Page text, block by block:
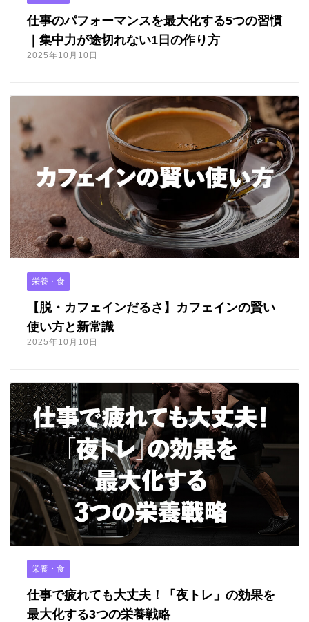
仕事のパフォーマンスを最大化する5つの習慣
｜集中力が途切れない1日の作り方
2025年10月10日
栄養・食
【脱・カフェインだるさ】カフェインの賢い
使い方と新常識
2025年10月10日
栄養・食
仕事で疲れても大丈夫！「夜トレ」の効果を
最大化する3つの栄養戦略